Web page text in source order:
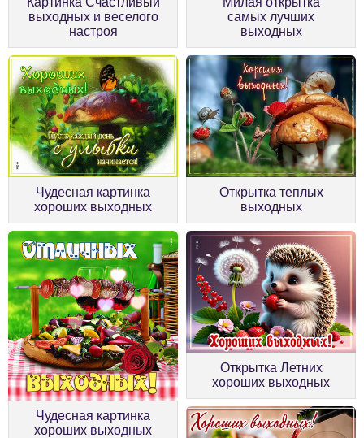
выходных и веселого
настроя
самых лучших
выходных
Чудесная картинка
хороших выходных
Открытка теплых
выходных
Чудесная картинка
хороших выходных
Открытка Летних
хороших выходных